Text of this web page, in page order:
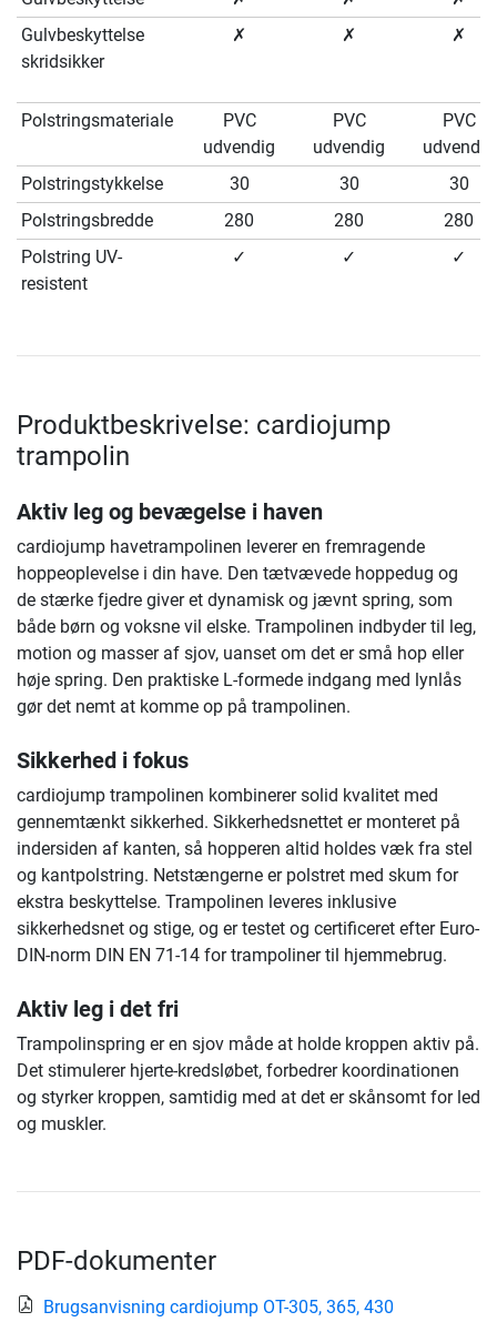
Gulvbeskyttelse
skridsikker
✗ ✗ ✗
Polstringsmateriale
PVC
udvendig
PVC
udvendig
PVC
udvendig
Polstringstykkelse
30 30
30
Polstringsbredde
280 280
280
Polstring UV-
resistent
✓ ✓ ✓
Produktbeskrivelse: cardiojump
trampolin
Aktiv leg og bevægelse i haven
cardiojump havetrampolinen leverer en fremragende
hoppeoplevelse i din have. Den tætvævede hoppedug og
de stærke fjedre giver et dynamisk og jævnt spring, som
både børn og voksne vil elske. Trampolinen indbyder til leg,
motion og masser af sjov, uanset om det er små hop eller
høje spring. Den praktiske L-formede indgang med lynlås
gør det nemt at komme op på trampolinen.
Sikkerhed i fokus
cardiojump trampolinen kombinerer solid kvalitet med
gennemtænkt sikkerhed. Sikkerhedsnettet er monteret på
indersiden af kanten, så hopperen altid holdes væk fra stel
og kantpolstring. Netstængerne er polstret med skum for
ekstra beskyttelse. Trampolinen leveres inklusive
sikkerhedsnet og stige, og er testet og certificeret efter Euro-
DIN-norm DIN EN 71-14 for trampoliner til hjemmebrug.
Aktiv leg i det fri
Trampolinspring er en sjov måde at holde kroppen aktiv på.
Det stimulerer hjerte-kredsløbet, forbedrer koordinationen
og styrker kroppen, samtidig med at det er skånsomt for led
og muskler.
PDF-dokumenter
Brugsanvisning cardiojump OT-305, 365, 430